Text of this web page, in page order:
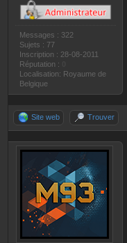
Messages : 322
Sujets : 77
Inscription : 28-08-2011
Réputation :
Localisation: Royaume de
Belgique
Site web Trouver